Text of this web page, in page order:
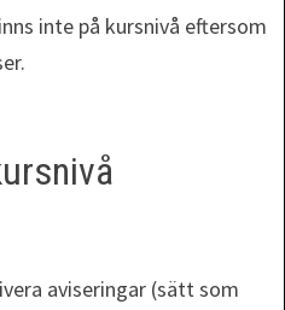
inte på kursnivå eftersom
aviseringar (sätt som